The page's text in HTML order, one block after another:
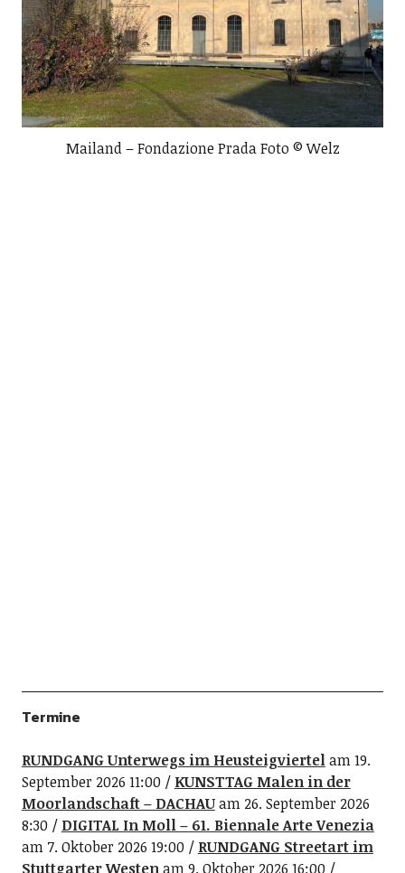
Mailand – Fondazione Prada Foto © Welz
Termine
RUNDGANG Unterwegs im Heusteigviertelam 19.
September 2026 11:00
KUNSTTAG Malen in der
Moorlandschaft – DACHAUam 26. September 2026
8:30
DIGITAL In Moll – 61. Biennale Arte Venezia
am 7. Oktober 2026 19:00
RUNDGANG Streetart im
Stuttgarter Westenam 9. Oktober 2026 16:00